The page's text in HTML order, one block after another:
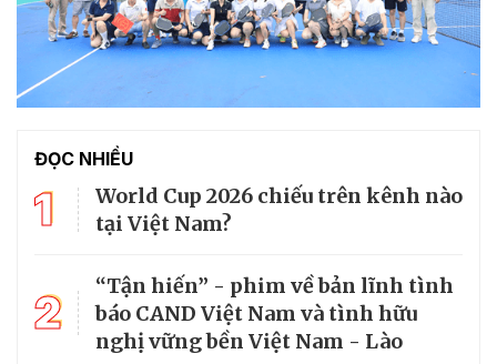
ĐỌC NHIỀU
1
World Cup 2026 chiếu trên kênh nào
tại Việt Nam?
2
“Tận hiến” - phim về bản lĩnh tình
báo CAND Việt Nam và tình hữu
nghị vững bền Việt Nam - Lào